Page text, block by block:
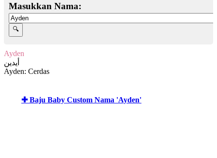
Masukkan Nama:
Ayden
أيدين
Ayden: Cerdas
✚ Baju Baby Custom Nama 'Ayden'